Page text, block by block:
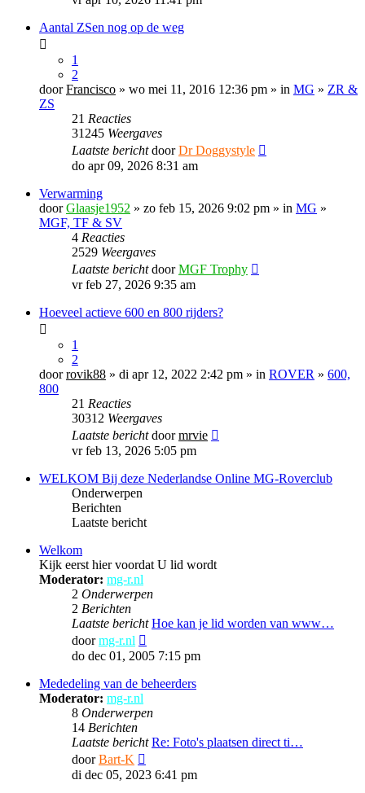
Aantal ZSen nog op de weg
1
2
doorFrancisco » wo mei 11, 2016 12:36 pm » in MG » ZR &
ZS
21 Reacties
31245 Weergaves
Laatste berichtdoorDr Doggystyle
do apr 09, 2026 8:31 am
Verwarming
doorGlaasje1952 » zo feb 15, 2026 9:02 pm » in MG »
MGF, TF & SV
4 Reacties
2529 Weergaves
Laatste berichtdoorMGF Trophy
vr feb 27, 2026 9:35 am
Hoeveel actieve 600 en 800 rijders?
1
2
doorrovik88 » di apr 12, 2022 2:42 pm » in ROVER » 600,
800
21 Reacties
30312 Weergaves
Laatste berichtdoormrvie
vr feb 13, 2026 5:05 pm
WELKOM Bij deze Nederlandse Online MG-Roverclub
Onderwerpen
Berichten
Laatste bericht
Welkom
Kijk eerst hier voordat U lid wordt
Moderator: mg-r.nl
2 Onderwerpen
2 Berichten
Laatste bericht Hoe kan je lid worden van www…
doormg-r.nl
laatste
do dec 01, 2005 7:15 pm
Mededeling van de beheerders
Moderator: mg-r.nl
8 Onderwerpen
14 Berichten
Laatste bericht Re: Foto's plaatsen direct ti…
doorBart-K
laatste
di dec 05, 2023 6:41 pm